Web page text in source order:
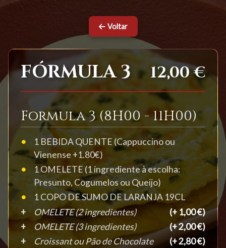
Voltar
FÓRMULA 3 12,00 €
Formula 3 (8H00 - 11H00)
1 BEBIDA QUENTE (Cappuccino ou
Vienense +1.80€)
1 OMELETE (1 ingrediente à escolha:
Presunto, Cogumelos ou Queijo)
1 COPO DE SUMO DE LARANJA 19CL
OMELETE (2 ingredientes)
(+ 1,00 €)
OMELETE (3 ingredientes)
(+ 2,00 €)
Croissant ou Pão de Chocolate
(+ 2,80 €)